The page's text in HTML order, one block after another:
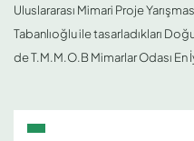
Uluslararası Mimari Proje
Tabanlıoğlu ile tasarladıkları
de T.M.M.O.B Mimarlar Odası En